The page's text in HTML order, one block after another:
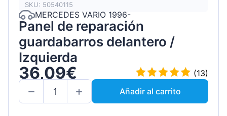
SKU: 50540115
MERCEDES VARIO 1996-
Panel de reparación
guardabarros delantero /
Izquierda
36,09€
(13)
Añadir al carrito